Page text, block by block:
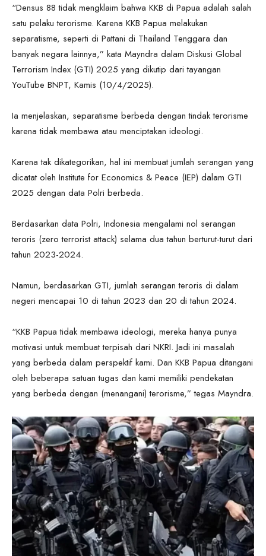
“Densus 88 tidak mengklaim bahwa KKB di Papua adalah salah
satu pelaku terorisme. Karena KKB Papua melakukan
separatisme, seperti di Pattani di Thailand Tenggara dan
banyak negara lainnya,” kata Mayndra dalam Diskusi Global
Terrorism Index (GTI) 2025 yang dikutip dari tayangan
YouTube BNPT, Kamis (10/4/2025).
Ia menjelaskan, separatisme berbeda dengan tindak terorisme
karena tidak membawa atau menciptakan ideologi.
Karena tak dikategorikan, hal ini membuat jumlah serangan yang
dicatat oleh Institute for Economics & Peace (IEP) dalam GTI
2025 dengan data Polri berbeda.
Berdasarkan data Polri, Indonesia mengalami nol serangan
teroris (zero terrorist attack) selama dua tahun berturut-turut dari
tahun 2023-2024.
Namun, berdasarkan GTI, jumlah serangan teroris di dalam
negeri mencapai 10 di tahun 2023 dan 20 di tahun 2024.
“KKB Papua tidak membawa ideologi, mereka hanya punya
motivasi untuk membuat terpisah dari NKRI. Jadi ini masalah
yang berbeda dalam perspektif kami. Dan KKB Papua ditangani
oleh beberapa satuan tugas dan kami memiliki pendekatan
yang berbeda dengan (menangani) terorisme,” tegas Mayndra.